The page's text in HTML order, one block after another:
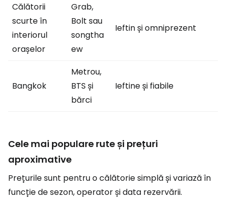
Călătorii
scurte în
interiorul
orașelor
Grab,
Bolt sau
songtha
ew
Ieftin și omniprezent
Bangkok
Metrou,
BTS și
bărci
Ieftine și fiabile
Cele mai populare rute și prețuri
aproximative
Prețurile sunt pentru o călătorie simplă și variază în
funcție de sezon, operator și data rezervării.